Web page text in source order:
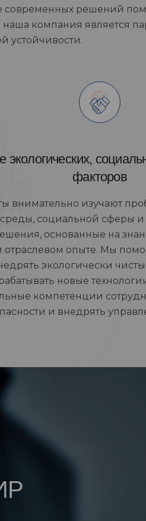
решений
компания является
устойчивости.
факторов
внимательно изучают
социальной сферы и
основанные на
отраслевом опыте. Мы
экологически
новые
компетенции
и внедрять